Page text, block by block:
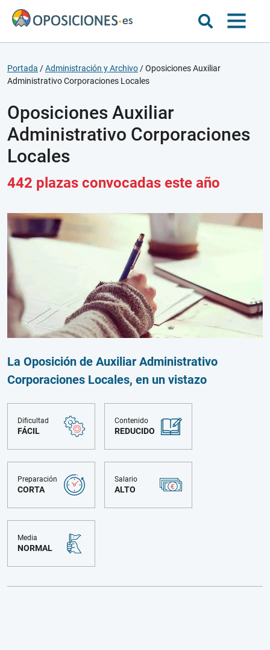
Portada /Administración y Archivo /Oposiciones Auxiliar
Administrativo Corporaciones Locales
Oposiciones Auxiliar
Administrativo Corporaciones
Locales
442 plazas convocadas este año
La Oposición de Auxiliar Administrativo
Corporaciones Locales, en un vistazo
Dificultad
FÁCIL
Contenido
REDUCIDO
Preparación
CORTA
Salario
ALTO
Media
NORMAL